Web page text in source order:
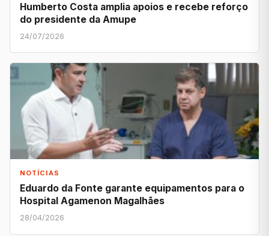
Humberto Costa amplia apoios e recebe reforço
do presidente da Amupe
24/07/2026
NOTÍCIAS
Eduardo da Fonte garante equipamentos para o
Hospital Agamenon Magalhães
28/04/2026